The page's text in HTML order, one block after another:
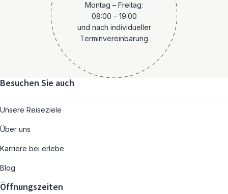
Montag – Freitag:
08:00 – 19:00
und nach individueller
Terminvereinbarung
Besuchen Sie auch
Unsere Reiseziele
Über uns
Karriere bei erlebe
Blog
Öffnungszeiten